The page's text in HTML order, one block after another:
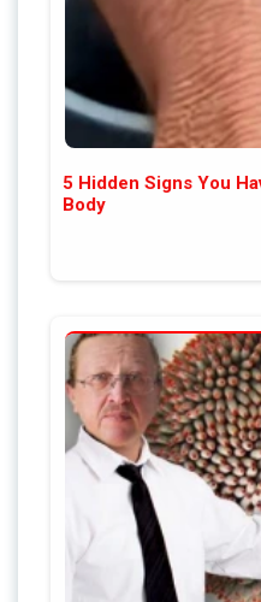
5 Hidden Signs You
Body